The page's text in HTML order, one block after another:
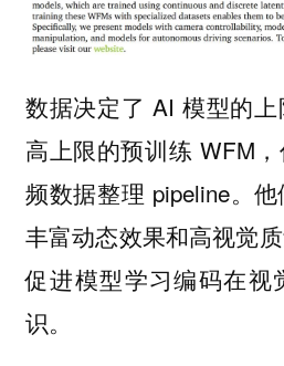
数据决定了 AI 模型的
高上限的预训练 WFM
频数据整理 pipeline。
丰富动态效果和高视觉
促进模型学习编码在视
识。